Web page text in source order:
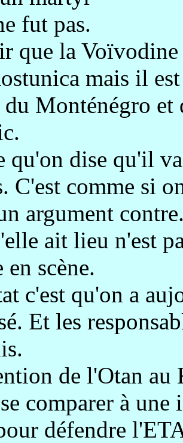
fut pas.
que la
mais il
Monténégro et
qu'on dise qu'il
C'est comme si
argument
ait lieu n'est
en scène.
c'est qu'on a
Et les
de l'Otan
comparer à
défendre